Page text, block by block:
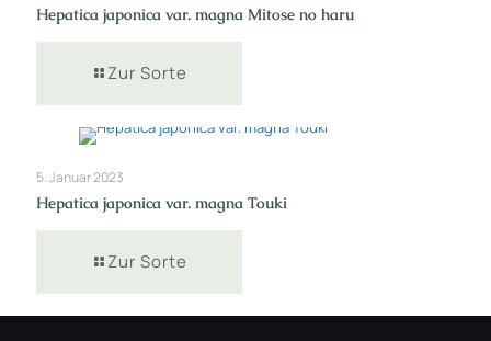
Hepatica japonica var. magna Mitose no haru
Zur Sorte
5. Januar 2023
Hepatica japonica var. magna Touki
Zur Sorte